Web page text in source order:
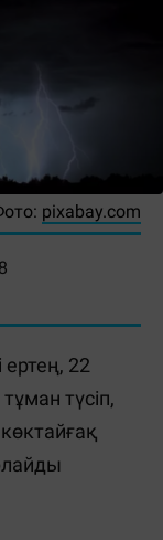
pixabay.com
22
түсіп,